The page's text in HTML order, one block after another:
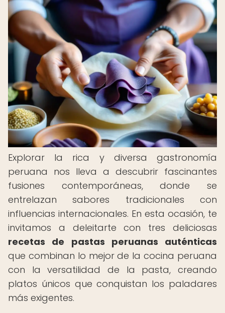
Explorar la rica y diversa gastronomía
peruana nos lleva a descubrir fascinantes
fusiones contemporáneas, donde se
entrelazan sabores tradicionales con
influencias internacionales. En esta ocasión, te
invitamos a deleitarte con tres deliciosas
recetas de pastas peruanas auténticas
que combinan lo mejor de la cocina peruana
con la versatilidad de la pasta, creando
platos únicos que conquistan los paladares
más exigentes.